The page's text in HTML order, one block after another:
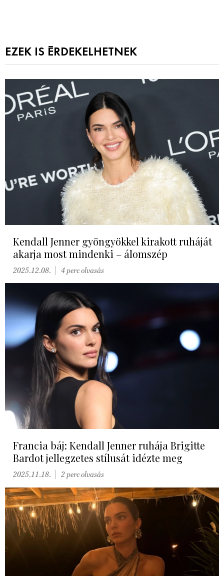
EZEK IS ÉRDEKELHETNEK
Kendall Jenner gyöngyökkel kirakott ruháját
akarja most mindenki – álomszép
2025.12.08. 4 perc olvasás
Francia báj: Kendall Jenner ruhája Brigitte
Bardot jellegzetes stílusát idézte meg
2025.11.18. 2 perc olvasás